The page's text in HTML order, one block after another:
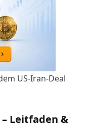
US-Iran-Deal
Leitfaden &